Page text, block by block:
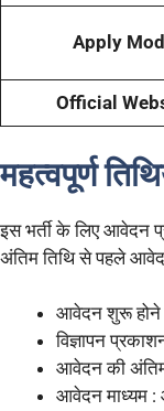
Apply
Official
महत्वपूर्ण
इस भर्ती के लिए आवेदन
अंतिम तिथि से पहले
आवेदन शुरू होने
विज्ञापन
आवेदन की
आवेदन माध्यम